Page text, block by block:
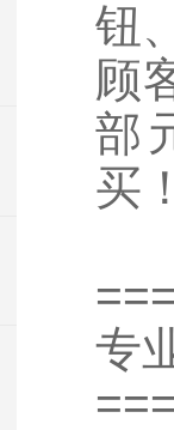
钮
顾
部
买
专